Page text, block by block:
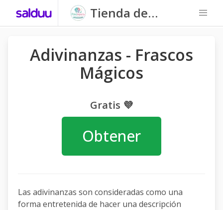
Tienda de
Fonoimparte
Adivinanzas - Frascos
Mágicos
Gratis 💜
Obtener
Las adivinanzas son consideradas como una
forma entretenida de hacer una descripción